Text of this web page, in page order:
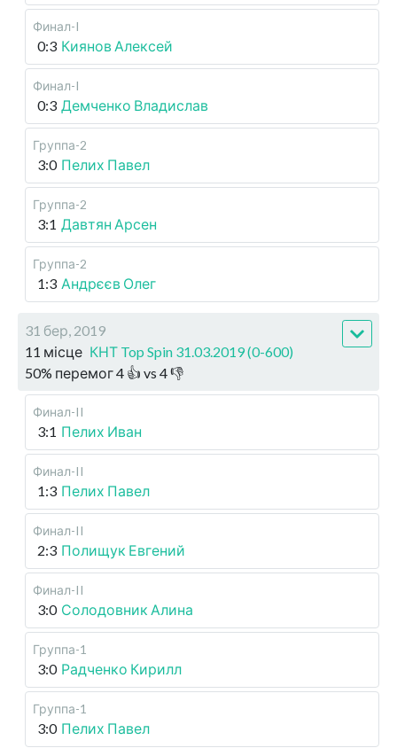
Финал-I
0:3 Киянов Алексей
Финал-I
0:3 Демченко Владислав
Группа-2
3:0 Пелих Павел
Группа-2
3:1 Давтян Арсен
Группа-2
1:3 Андрєєв Олег
31 бер, 2019
11 місце КНТ Top Spin 31.03.2019 (0-600)
50% перемог4 👍 vs 4👎
Финал-II
3:1 Пелих Иван
Финал-II
1:3 Пелих Павел
Финал-II
2:3 Полищук Евгений
Финал-II
3:0 Солодовник Алина
Группа-1
3:0 Радченко Кирилл
Группа-1
3:0 Пелих Павел